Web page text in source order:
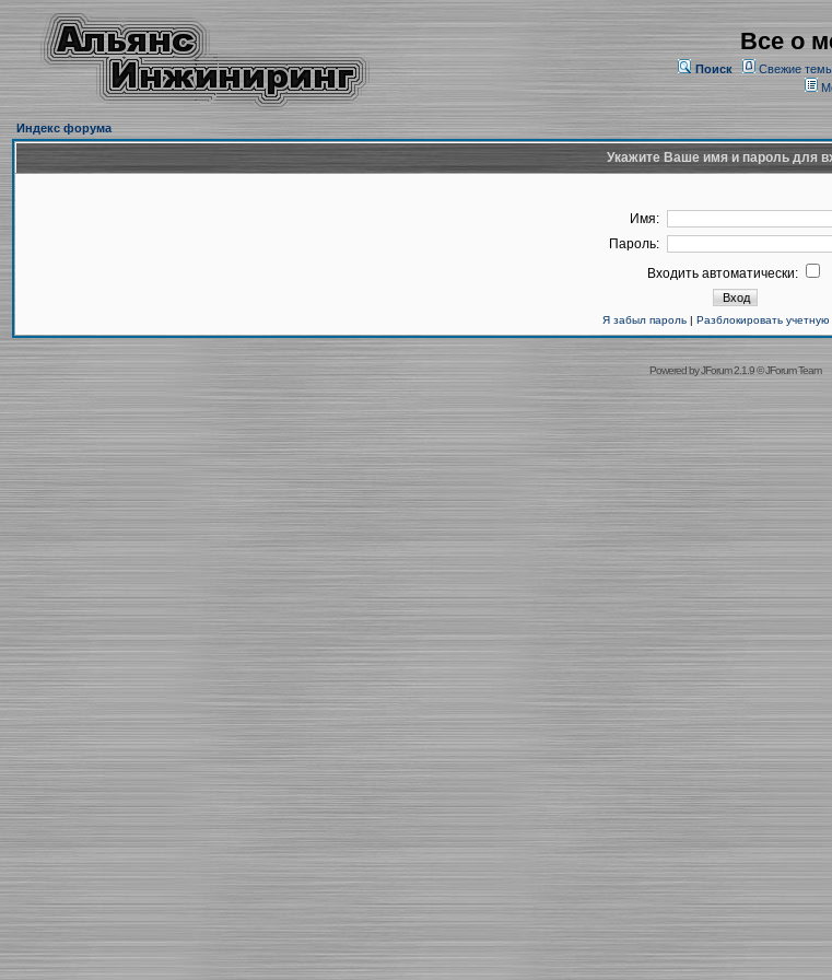
Все о
Поиск Свежие
Индекс форума
Укажите Ваше имя и пароль для
Имя:
Пароль:
Входить автоматически:
Я забыл пароль| Разблокировать учетную
Powered byJForum 2.1.9©JForum Team